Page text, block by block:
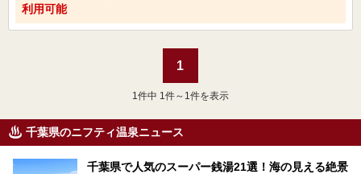
利用可能
1
1 件中 1件～1件を表示
千葉県のニフティ温泉ニュース
千葉県で人気のスーパー銭湯21選！海の見える絶景